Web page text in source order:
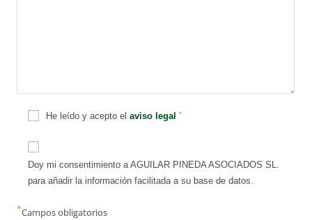
He leído y acepto elaviso legal *
Doy mi consentimiento a AGUILAR PINEDA ASOCIADOS SL.
para añadir la información facilitada a su base de datos.
*Campos obligatorios